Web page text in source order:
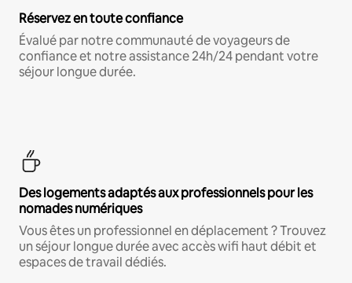
Réservez en toute confiance
Évalué par notre communauté de voyageurs de
confiance et notre assistance 24h/24 pendant votre
séjour longue durée.
Des logements adaptés aux professionnels pour les
nomades numériques
Vous êtes un professionnel en déplacement ? Trouvez
un séjour longue durée avec accès wifi haut débit et
espaces de travail dédiés.